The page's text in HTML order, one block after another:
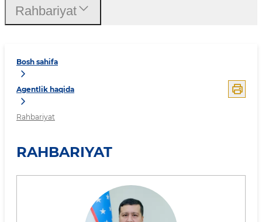
Bosh sahifa
Agentlik haqida
Rahbariyat
RAHBARIYAT
Rahbariyat